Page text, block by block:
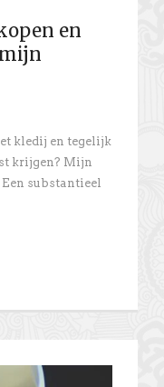
en
kledij en tegelijk
krijgen? Mijn
substantieel